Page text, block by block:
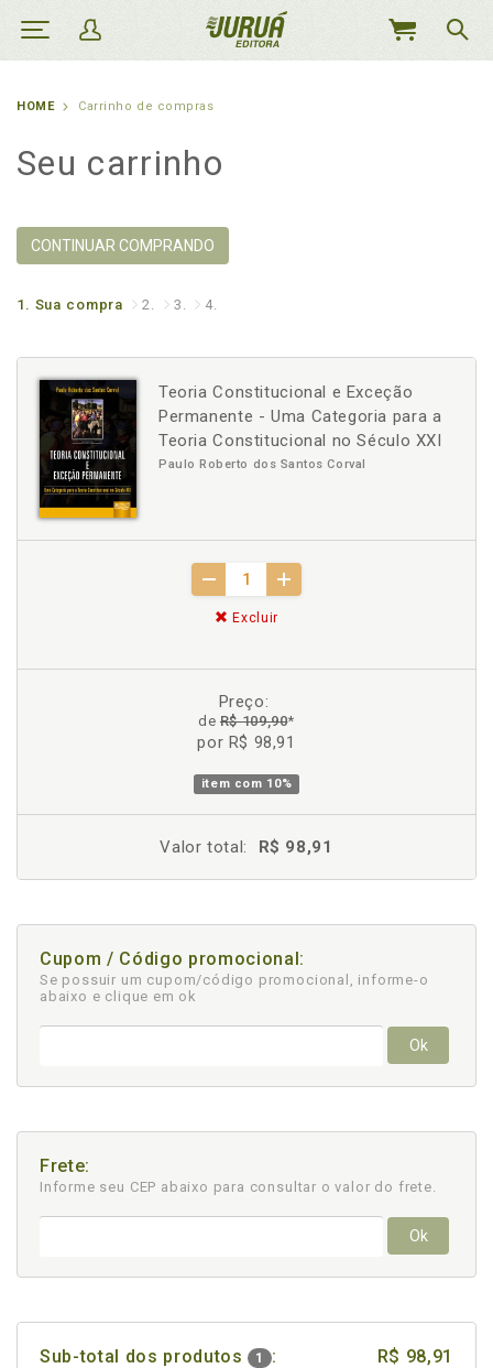
MEU
HOME Carrinho de compras
Seu carrinho
CONTINUAR COMPRANDO
1. Sua compra 2. 3. 4.
Teoria Constitucional e Exceção
Permanente - Uma Categoria para a
Teoria Constitucional no Século XXI
Paulo Roberto dos Santos Corval
Excluir
Preço:
deR$ 109,90*
por R$ 98,91
item com 10%
Valor total: R$ 98,91
Cupom / Código promocional:
Se possuir um cupom/código promocional, informe-o
abaixo e clique em ok
Ok
Frete:
Informe seu CEP abaixo para consultar o valor do frete.
Ok
Sub-total dos produtos 1 : R$ 98,91